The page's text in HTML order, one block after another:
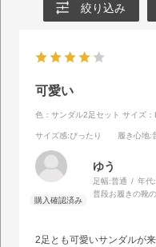
絞り込み
可愛い
色：サンダル2足セット サイズ：L
サイズ感:ぴったり 履き心地:
ゆう
足幅:普通 年代:
普段お履きの靴
2足とも可愛いサンダルが来